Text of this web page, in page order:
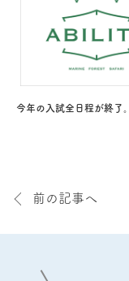
今年の入試全日程が終了。
前の記事へ